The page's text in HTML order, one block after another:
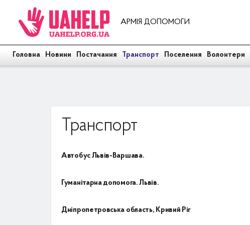
АРМІЯ ДОПОМОГИ
Головна Новини Постачання Транспорт Поселення Волонтери
Транспорт
Автобус Львів-Варшава.
Гуманітарна допомога. Львів.
Дніпропетровська область, Кривий Ріг